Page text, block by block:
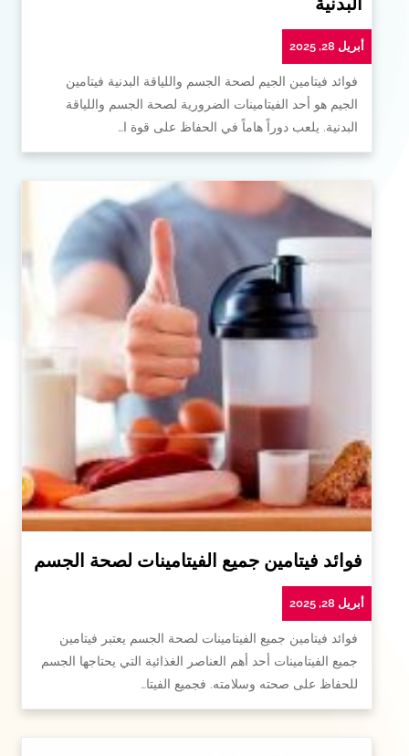
أبريل 28, 2025
فوائد فيتامين الجيم لصحة الجسم واللياقة البدنية فيتامين
الجيم هو أحد الفيتامينات الضرورية لصحة الجسم واللياقة
البدنية. يلعب دوراً هاماً في الحفاظ على قوة ا…
فوائد فيتامين جميع الفيتامينات لصحة الجسم
أبريل 28, 2025
فوائد فيتامين جميع الفيتامينات لصحة الجسم يعتبر فيتامين
جميع الفيتامينات أحد أهم العناصر الغذائية التي يحتاجها الجسم
للحفاظ على صحته وسلامته. فجميع الفيتا…